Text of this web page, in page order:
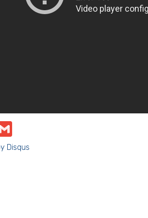
Disqus